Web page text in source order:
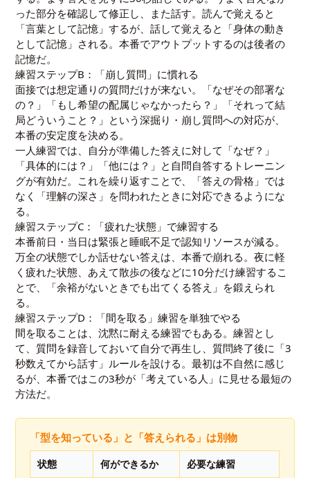
った部分を確認して修正し、また話す。読んで覚えると
「言葉として記憶」するが、話して覚えると「身体の動き
として記憶」される。本番でアウトプットするのは後者の
記憶だ。
練習ステップB：「崩し質問」に慣れる
面接では想定通りの質問だけが来ない。「なぜその部署な
の？」「もし希望の配属じゃなかったら？」「それって結
局どういうこと？」という深掘り・崩し質問への対応が、
本番の安定度を決める。
一人練習では、自分が準備した答えに対して「なぜ？」
「具体的には？」「他には？」と自問自答するトレーニン
グが有効だ。これを繰り返すことで、「答えの骨格」では
なく「理解の深さ」を問われたときに対応できるようにな
る。
練習ステップC：「疲れた状態」で練習する
本番前日・当日は緊張と睡眠不足で認知リソースが減る。
万全の状態でしか話せない答えは、本番で崩れる。夜に軽
く疲れた状態、あえて散歩の後などに10分だけ練習するこ
とで、「余裕がないときでも出てくる答え」を鍛えられ
る。
練習ステップD：「間を取る」練習を単独でやる
間を取ることは、沈黙に耐える練習でもある。練習とし
て、質問を録音しておいて自分で再生し、質問終了後に「3
秒数えてから話す」ルールを設ける。最初は不自然に感じ
るが、本番ではこの3秒が「考えている人」に見せる最短の
方法だ。
「型を知っている」と「答えられる」は別物
状態 何ができるか 必要な練習